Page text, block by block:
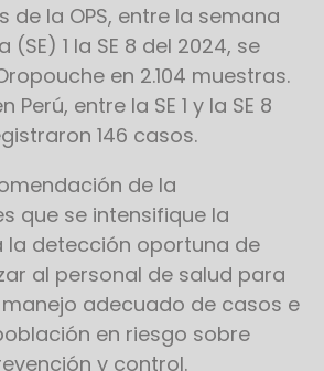
de la OPS, entre la semana
1 la SE 8 del 2024, se
en 2.104 muestras.
Perú, entre la SE 1 y la SE 8
146 casos.
de la
que se intensifique la
la detección oportuna de
al personal de salud para
adecuado de casos e
en riesgo sobre
y control.